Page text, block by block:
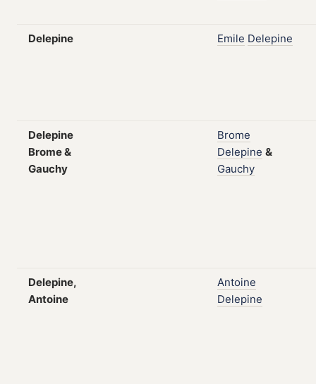
Delepine Emile Delepine
Delepine
Brome &
Gauchy
Brome
Delepine &
Gauchy
Delepine,
Antoine
Antoine
Delepine